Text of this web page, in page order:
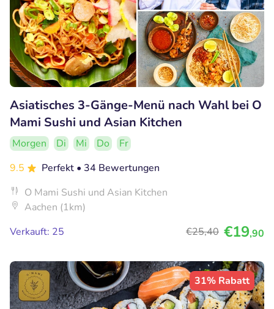
Asiatisches 3-Gänge-Menü nach Wahl bei O
Mami Sushi und Asian Kitchen
Morgen Di Mi Do
Fr
9.5
Perfekt • 34 Bewertungen
O Mami Sushi und Asian Kitchen
Aachen (1km)
Verkauft: 25
€25,40 €19,90
31% Rabatt